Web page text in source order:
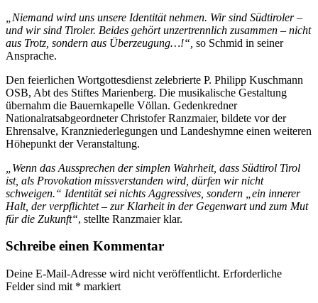
„Niemand wird uns unsere Identität nehmen. Wir sind Südtiroler –
und wir sind Tiroler. Beides gehört unzertrennlich zusammen – nicht
aus Trotz, sondern aus Überzeugung…!“, so Schmid in seiner
Ansprache.
Den feierlichen Wortgottesdienst zelebrierte P. Philipp Kuschmann
OSB, Abt des Stiftes Marienberg. Die musikalische Gestaltung
übernahm die Bauernkapelle Völlan. Gedenkredner
Nationalratsabgeordneter Christofer Ranzmaier, bildete vor der
Ehrensalve, Kranzniederlegungen und Landeshymne einen weiteren
Höhepunkt der Veranstaltung.
„Wenn das Aussprechen der simplen Wahrheit, dass Südtirol Tirol
ist, als Provokation missverstanden wird, dürfen wir nicht
schweigen.“ Identität sei nichts Aggressives, sondern „ein innerer
Halt, der verpflichtet – zur Klarheit in der Gegenwart und zum Mut
für die Zukunft“, stellte Ranzmaier klar.
Schreibe einen Kommentar
Deine E-Mail-Adresse wird nicht veröffentlicht. Erforderliche
Felder sind mit * markiert